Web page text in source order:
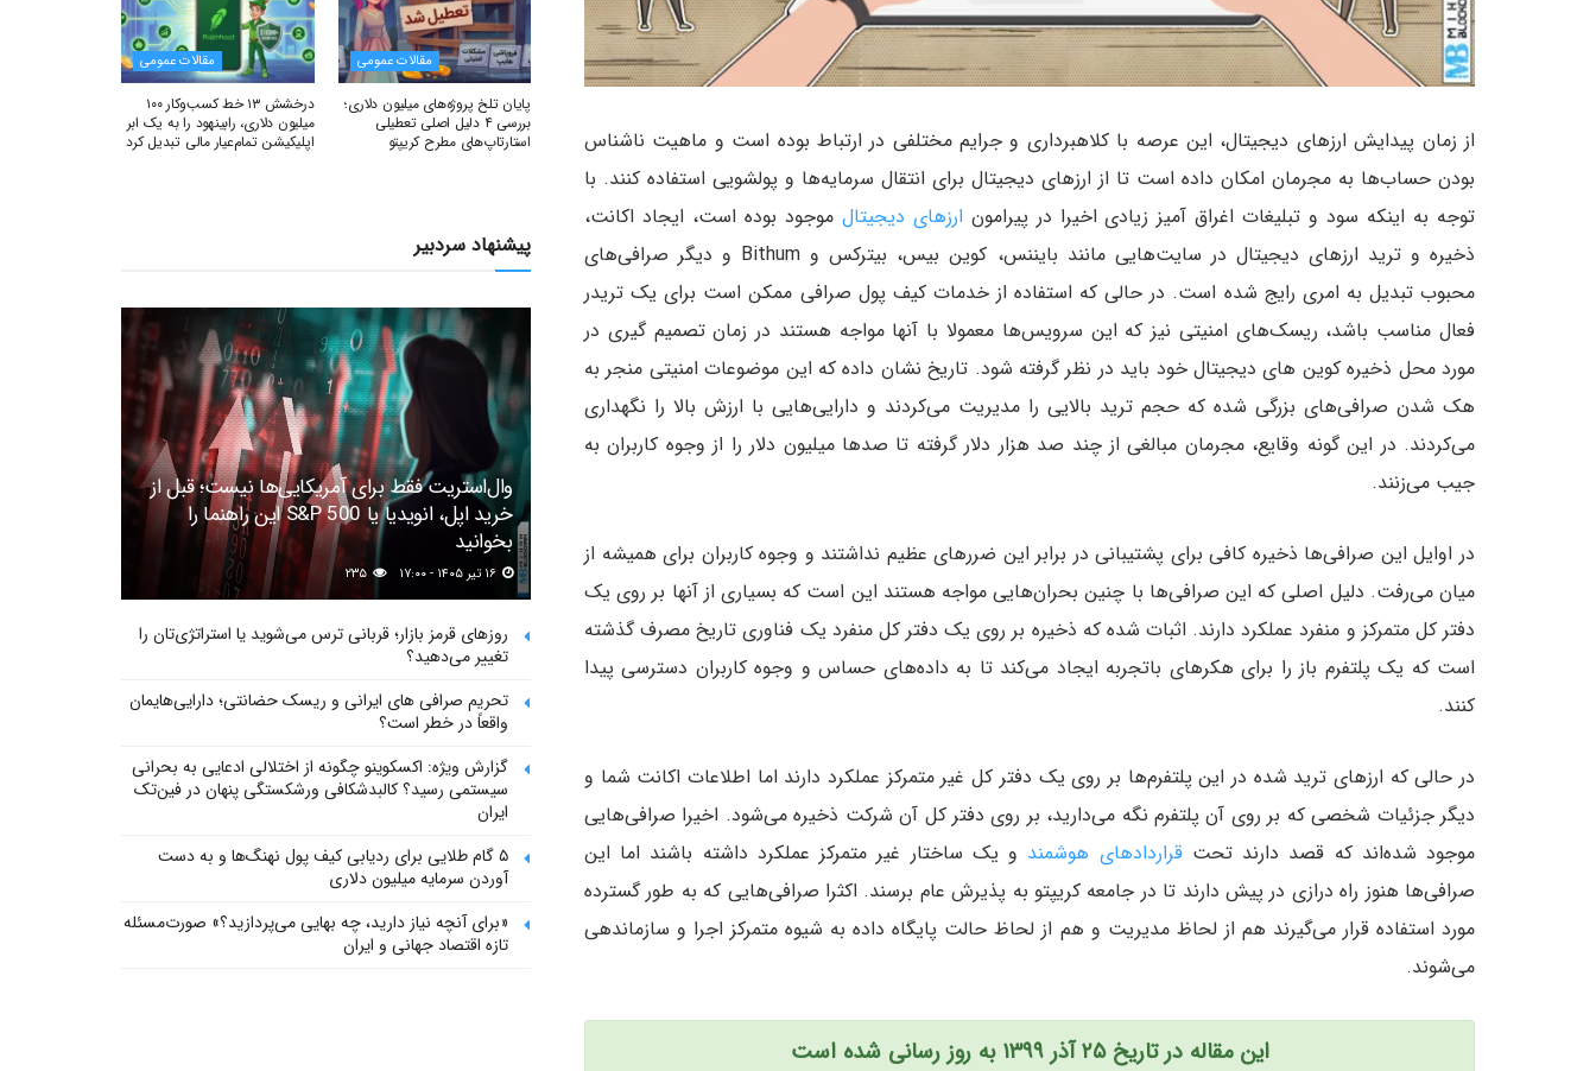
از زمان پیدایش ارزهای دیجیتال، این عرصه با کلاهبرداری و جرایم مختلفی در ارتباط بوده است و ماهیت ناشناس
بودن حساب‌ها به مجرمان امکان داده است تا از ارزهای دیجیتال برای انتقال سرمایه‌ها و پولشویی استفاده کنند. با
توجه به اینکه سود و تبلیغات اغراق آمیز زیادی اخیرا در پیرامون ارز‌های دیجیتال موجود بوده است، ایجاد اکانت،
ذخیره و ترید ارز‌های دیجیتال در سایت‌هایی مانند بایننس، کوین بیس، بیترکس و Bithum و دیگر صرافی‌های
محبوب تبدیل به امری رایج شده است. در حالی که استفاده از خدمات کیف پول صرافی ممکن است برای یک تریدر
فعال مناسب باشد، ریسک‌های امنیتی نیز که این سرویس‌ها معمولا با آنها مواجه هستند در زمان تصمیم گیری در
مورد محل ذخیره کوین های دیجیتال خود باید در نظر گرفته شود. تاریخ نشان داده که این موضوعات امنیتی منجر به
هک شدن صرافی‌های بزرگی شده که حجم ترید بالایی را مدیریت می‌کردند و دارایی‌هایی با ارزش بالا را نگهداری
می‌کردند. در این گونه وقایع، مجرمان مبالغی از چند صد هزار دلار گرفته تا صد‌ها میلیون دلار را از وجوه کاربران به
جیب می‌زنند.
در اوایل این صرافی‌ها ذخیره کافی برای پشتیبانی در برابر این ضرر‌های عظیم نداشتند و وجوه کاربران برای همیشه از
میان می‌رفت. دلیل اصلی که این صرافی‌ها با چنین بحران‌هایی مواجه هستند این است که بسیاری از آنها بر روی یک
دفتر کل متمرکز و منفرد عملکرد دارند. اثبات شده که ذخیره بر روی یک دفتر کل منفرد یک فناوری تاریخ مصرف گذشته
است که یک پلتفرم باز را برای هکر‌های باتجربه ایجاد می‌کند تا به داده‌های حساس و وجوه کاربران دسترسی پیدا
کنند.
در حالی که ارز‌های ترید شده در این پلتفرم‌ها بر روی یک دفتر کل غیر متمرکز عملکرد دارند اما اطلاعات اکانت شما و
دیگر جزئیات شخصی که بر روی آن پلتفرم نگه می‌دارید، بر روی دفتر کل آن شرکت ذخیره می‌شود. اخیرا صرافی‌هایی
موجود شده‌اند که قصد دارند تحتقرارداد‌های هوشمند و یک ساختار غیر متمرکز عملکرد داشته باشند اما این
صرافی‌ها هنوز راه درازی در پیش دارند تا در جامعه کریپتو به پذیرش عام برسند. اکثرا صرافی‌هایی که به طور گسترده
مورد استفاده قرار می‌گیرند هم از لحاظ مدیریت و هم از لحاظ حالت پایگاه داده به شیوه متمرکز اجرا و سازماندهی
می‌شوند.
این مقاله در تاریخ ۲۵ آذر ۱۳۹۹ به روز رسانی شده است
مقالات عمومی
پایان تلخ پروژه‌های میلیون دلاری؛
بررسی ۴ دلیل اصلی تعطیلی
استارتاپ‌های مطرح کریپتو
مقالات عمومی
درخشش ۱۳ خط کسب‌وکار ۱۰۰
میلیون دلاری، رابینهود را به یک ابر
اپلیکیشن تمام‌عیار مالی تبدیل کرد
پیشنهاد سردبیر
وال‌استریت فقط برای آمریکایی‌ها نیست؛ قبل از
خرید اپل، انویدیا یا S&P 500 این راهنما را
بخوانید
روزهای قرمز بازار؛ قربانی ترس می‌شوید یا استراتژی‌تان را
تغییر می‌دهید؟
تحریم صرافی های ایرانی و ریسک حضانتی؛ دارایی‌هایمان
واقعاً در خطر است؟
گزارش ویژه: اکسکوینو چگونه از اختلالی ادعایی به بحرانی
سیستمی رسید؟ کالبدشکافی ورشکستگی پنهان در فین‌تک
ایران
۵ گام طلایی برای ردیابی کیف پول‌ نهنگ‌ها و به دست
آوردن سرمایه میلیون دلاری
«برای آنچه نیاز دارید، چه بهایی می‌پردازید؟» صورت‌مسئله
تازه اقتصاد جهانی و ایران